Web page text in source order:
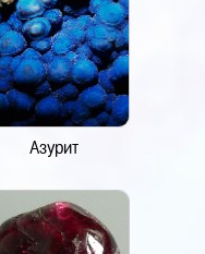
Азурит